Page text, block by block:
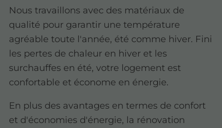
Nous travaillons avec des matériaux de
qualité pour garantir une température
agréable toute l'année, été comme hiver. Fini
les pertes de chaleur en hiver et les
surchauffes en été, votre logement est
confortable et économe en énergie.
En plus des avantages en termes de confort
et d'économies d'énergie, la rénovation